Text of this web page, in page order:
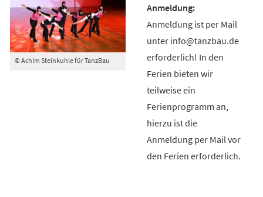
© Achim Steinkuhle für TanzBau
Anmeldung ist per Mail
unter info@tanzbau.de
erforderlich! In den
Ferien bieten wir
teilweise ein
Ferienprogramm an,
hierzu ist die
Anmeldung per Mail vor
den Ferien erforderlich.